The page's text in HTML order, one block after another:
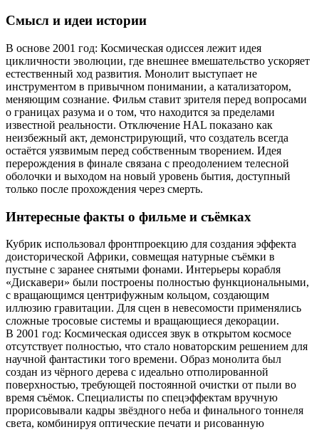
Смысл и идеи истории
В основе 2001 год: Космическая одиссея лежит идея
цикличности эволюции, где внешнее вмешательство ускоряет
естественный ход развития. Монолит выступает не
инструментом в привычном понимании, а катализатором,
меняющим сознание. Фильм ставит зрителя перед вопросами
о границах разума и о том, что находится за пределами
известной реальности. Отключение HAL показано как
неизбежный акт, демонстрирующий, что создатель всегда
остаётся уязвимым перед собственным творением. Идея
перерождения в финале связана с преодолением телесной
оболочки и выходом на новый уровень бытия, доступный
только после прохождения через смерть.
Интересные факты о фильме и съёмках
Кубрик использовал фронтпроекцию для создания эффекта
доисторической Африки, совмещая натурные съёмки в
пустыне с заранее снятыми фонами. Интерьеры корабля
«Дискавери» были построены полностью функциональными,
с вращающимся центрифужным кольцом, создающим
иллюзию гравитации. Для сцен в невесомости применялись
сложные тросовые системы и вращающиеся декорации.
В 2001 год: Космическая одиссея звук в открытом космосе
отсутствует полностью, что стало новаторским решением для
научной фантастики того времени. Образ монолита был
создан из чёрного дерева с идеально отполированной
поверхностью, требующей постоянной очистки от пыли во
время съёмок. Специалисты по спецэффектам вручную
прорисовывали кадры звёздного неба и финального тоннеля
света, комбинируя оптические печати и рисованную